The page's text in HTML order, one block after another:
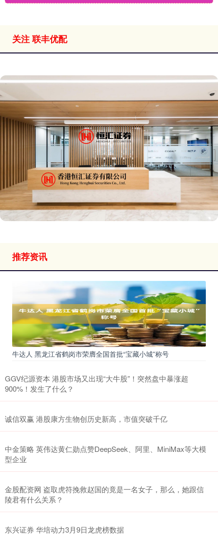
关注 联丰优配
推荐资讯
牛达人 黑龙江省鹤岗市荣膺全国首批“宝藏小城”称号
GGV纪源资本 港股市场又出现“大牛股”！突然盘中暴涨超
900%！发生了什么？
诚信双赢 港股康方生物创历史新高，市值突破千亿
中金策略 英伟达黄仁勋点赞DeepSeek、阿里、MiniMax等大模
型企业
金股配资网 盗取虎符挽救赵国的竟是一名女子，那么，她跟信
陵君有什么关系？
东兴证券 华培动力3月9日龙虎榜数据